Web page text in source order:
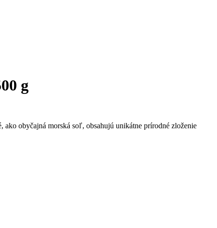
g
obyčajná morská soľ, obsahujú unikátne prírodné zloženie